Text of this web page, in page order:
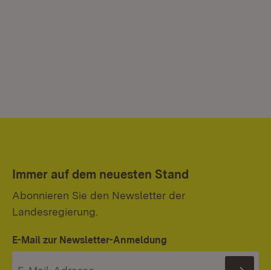
Immer auf dem neuesten Stand
Abonnieren Sie den Newsletter der
Landesregierung.
E-Mail zur Newsletter-Anmeldung